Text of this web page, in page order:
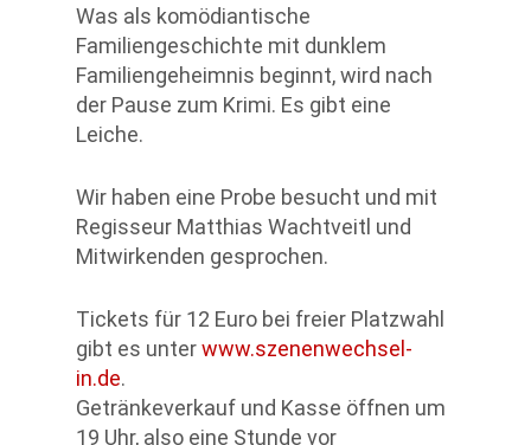
Was als komödiantische
Familiengeschichte mit dunklem
Familiengeheimnis beginnt, wird nach
der Pause zum Krimi. Es gibt eine
Leiche.
Wir haben eine Probe besucht und mit
Regisseur Matthias Wachtveitl und
Mitwirkenden gesprochen.
Tickets für 12 Euro bei freier Platzwahl
gibt es unterwww.szenenwechsel-
in.de.
Getränkeverkauf und Kasse öffnen um
19 Uhr, also eine Stunde vor